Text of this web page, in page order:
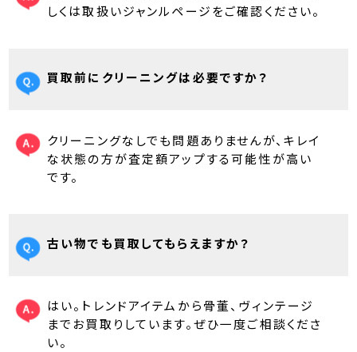
しくは取扱いジャンルページをご確認ください。
買取前にクリーニングは必要ですか？
クリーニングなしでも問題ありませんが、キレイ
な状態の方が査定額アップする可能性が高い
です。
古い物でも買取してもらえますか？
はい。トレンドアイテムから骨董、ヴィンテージ
までお買取りしています。ぜひ一度ご相談くださ
い。